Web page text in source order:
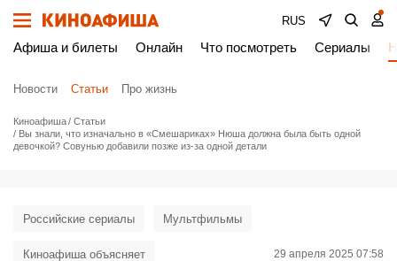
RUS
Афиша и билеты Онлайн Что посмотреть Сериалы
Новости Статьи Про жизнь
Киноафиша
Статьи
Вы знали, что изначально в «Смешариках» Нюша должна была быть одной
девочкой? Совунью добавили позже из-за одной детали
Российские сериалы Мультфильмы
Киноафиша объясняет 29 апреля 2025 07:58